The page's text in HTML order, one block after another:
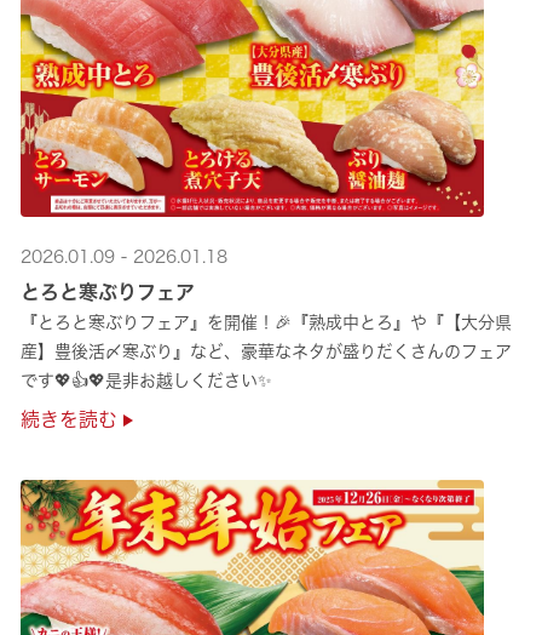
2026.01.09 - 2026.01.18
とろと寒ぶりフェア
『とろと寒ぶりフェア』を開催！🎉『熟成中とろ』や『【大分県
産】豊後活〆寒ぶり』など、豪華なネタが盛りだくさんのフェア
です💖👍💖是非お越しください✨
続きを読む